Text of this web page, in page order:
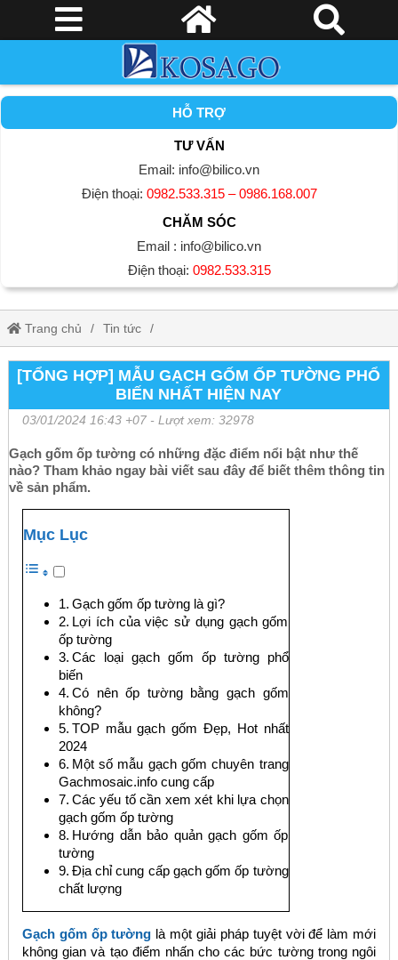
HỖ TRỢ
TƯ VẤN
Email: info@bilico.vn
Điện thoại: 0982.533.315 – 0986.168.007
CHĂM SÓC
Email : info@bilico.vn
Điện thoại: 0982.533.315
Trang chủ Tin tức
[Tổng hợp] mẫu gạch gốm ốp tường phổ biến nhất hiện nay
[TỔNG HỢP] MẪU GẠCH GỐM ỐP TƯỜNG PHỔ
BIẾN NHẤT HIỆN NAY
03/01/2024 16:43 +07 - Lượt xem: 32978
Gạch gốm ốp tường có những đặc điểm nổi bật như thế
nào? Tham khảo ngay bài viết sau đây để biết thêm thông tin
về sản phẩm.
Mục Lục
Gạch gốm ốp tường là gì?
Lợi ích của việc sử dụng gạch gốm
ốp tường
Các loại gạch gốm ốp tường phổ
biến
Có nên ốp tường bằng gạch gốm
không?
TOP mẫu gạch gốm Đẹp, Hot nhất
2024
Một số mẫu gạch gốm chuyên trang
Gachmosaic.info cung cấp
Các yếu tố cần xem xét khi lựa chọn
gạch gốm ốp tường
Hướng dẫn bảo quản gạch gốm ốp
tường
Địa chỉ cung cấp gạch gốm ốp tường
chất lượng
Gạch gốm ốp tường là một giải pháp tuyệt vời để làm mới
không gian và tạo điểm nhấn cho các bức tường trong ngôi